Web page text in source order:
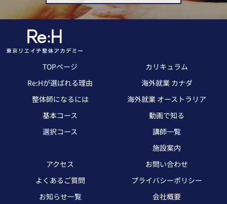
TOPページ
Re:Hが選ばれる理由
整体師になるには
基本コース
選択コース
カリキュラム
海外就業 カナダ
海外就業 オーストラリア
動画で知る
講師一覧
施設案内
アクセス
よくあるご質問
お知らせ一覧
お問い合わせ
プライバシーポリシー
会社概要